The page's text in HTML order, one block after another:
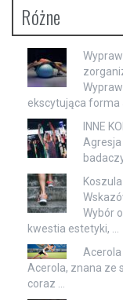
Różne
ekscytująca forma
INNE
Wybór
kwestia estetyki, …
Acerola, znana ze
coraz …